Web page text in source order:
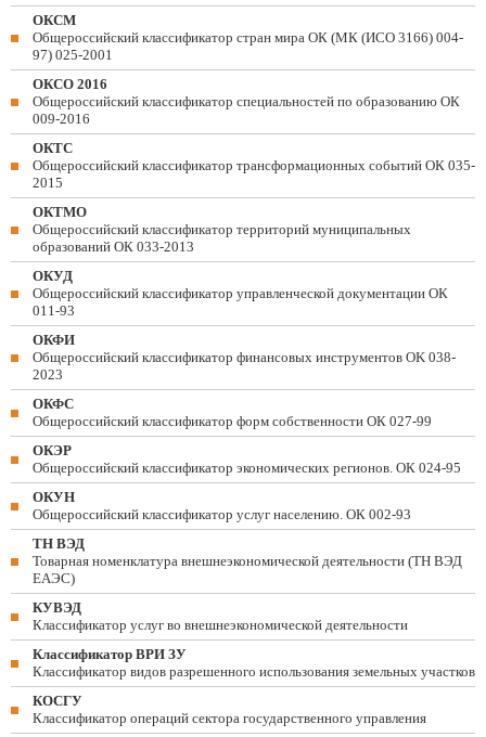
ОКСМ
Общероссийский классификатор стран мира ОК (МК (ИСО 3166) 004-
97) 025-2001
ОКСО 2016
Общероссийский классификатор специальностей по образованию ОК
009-2016
ОКТС
Общероссийский классификатор трансформационных событий ОК 035-
2015
ОКТМО
Общероссийский классификатор территорий муниципальных
образований ОК 033-2013
ОКУД
Общероссийский классификатор управленческой документации ОК
011-93
ОКФИ
Общероссийский классификатор финансовых инструментов OK 038-
2023
ОКФС
Общероссийский классификатор форм собственности ОК 027-99
ОКЭР
Общероссийский классификатор экономических регионов. ОК 024-95
ОКУН
Общероссийский классификатор услуг населению. ОК 002-93
ТН ВЭД
Товарная номенклатура внешнеэкономической деятельности (ТН ВЭД
ЕАЭС)
КУВЭД
Классификатор услуг во внешнеэкономической деятельности
Классификатор ВРИ ЗУ
Классификатор видов разрешенного использования земельных участков
КОСГУ
Классификатор операций сектора государственного управления